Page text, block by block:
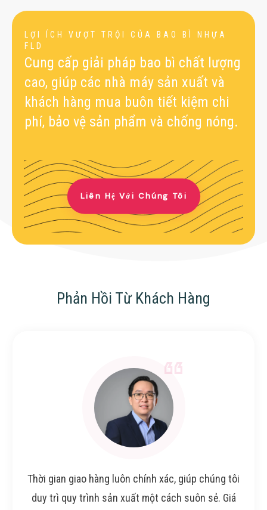
LỢI ÍCH VƯỢT TRỘI CỦA BAO BÌ NHỰA
FLD
Cung cấp giải pháp bao bì chất lượng
cao, giúp các nhà máy sản xuất và
khách hàng mua buôn tiết kiệm chi
phí, bảo vệ sản phẩm và chống nóng.
Liên Hệ Với Chúng Tôi
Phản Hồi Từ Khách Hàng
Thời gian giao hàng luôn chính xác, giúp chúng tôi
duy trì quy trình sản xuất một cách suôn sẻ. Giá